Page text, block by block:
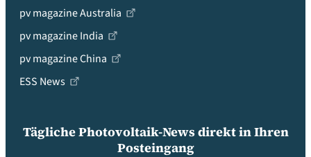
pv magazine Australia
pv magazine India
pv magazine China
ESS News
Tägliche Photovoltaik-News direkt in Ihren
Posteingang